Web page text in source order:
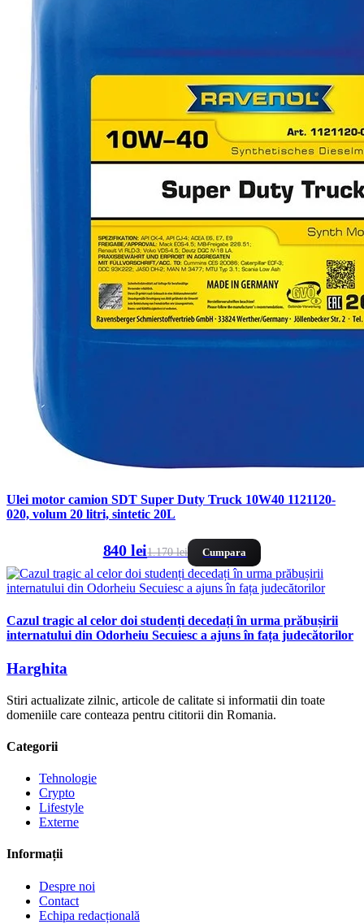
Ulei motor camion SDT Super Duty Truck 10W40 1121120-
020, volum 20 litri, sintetic 20L
840 lei1.170 lei Cumpara
Cazul tragic al celor doi studenți decedați în urma prăbușirii
internatului din Odorheiu Secuiesc a ajuns în fața judecătorilor
Harghita
Stiri actualizate zilnic, articole de calitate si informatii din toate
domeniile care conteaza pentru cititorii din Romania.
Categorii
Tehnologie
Crypto
Lifestyle
Externe
Informații
Despre noi
Contact
Echipa redacțională